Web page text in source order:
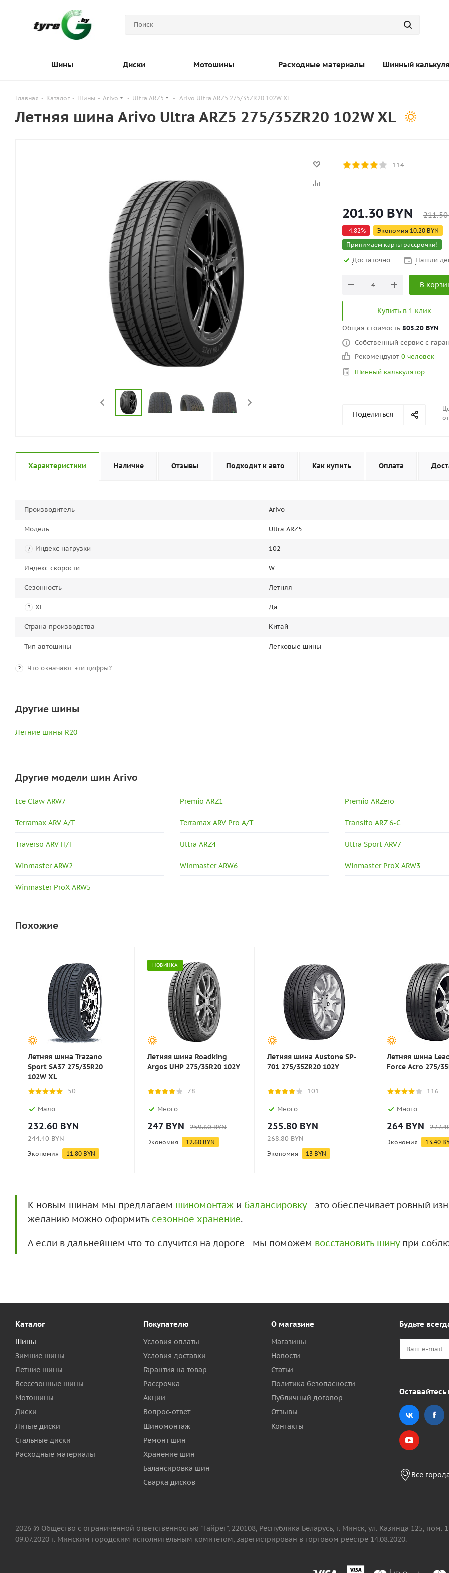
Шины Диски Мотошины Расходные материалы Шинный
Главная - Каталог - Шины - Arivo - Ultra ARZ5 - Arivo Ultra ARZ5 275/35ZR20 102W XL
Летняя шина Arivo Ultra ARZ5 275/35ZR20 102W XL
114
201.30 BYN 211.50
-4.82% Экономия 10.20 BYN
Принимаем карты рассрочки!
Достаточно Нашли
В
Купить в 1 клик
Общая стоимость 805.20 BYN
Собственный сервис с
Рекомендуют 0 человек
Шинный калькулятор
Поделиться
Характеристики Наличие Отзывы Подходит к авто Как купить Оплата
Производитель Arivo
Модель Ultra ARZ5
? Индекс нагрузки 102
Индекс скорости W
Сезонность Летняя
? XL Да
Страна производства Китай
Тип автошины Легковые шины
? Что означают эти цифры?
Другие шины
Летние шины R20
Другие модели шин Arivo
Ice Claw ARW7 Premio ARZ1 Premio ARZero
Terramax ARV A/T Terramax ARV Pro A/T Transito ARZ 6-C
Traverso ARV H/T Ultra ARZ4 Ultra Sport ARV7
Winmaster ARW2 Winmaster ARW6 Winmaster ProX ARW3
Winmaster ProX ARW5
Похожие
Летняя шина Trazano
Sport SA37 275/35R20
102W XL
50
Мало
232.60 BYN
244.40BYN
Экономия 11.80 BYN
НОВИНКА
Летняя шина Roadking
Argos UHP 275/35R20 102Y
78
Много
247 BYN 259.60BYN
Экономия 12.60 BYN
Летняя шина Austone SP-
701 275/35ZR20 102Y
101
Много
255.80 BYN
268.80BYN
Экономия 13 BYN
Летняя шина
Force Acro 275/
116
Много
264 BYN
Экономия 13.40
К новым шинам мы предлагаем шиномонтаж и балансировку- это обеспечивает ровный
желанию можно оформить сезонное хранение.
А если в дальнейшем что-то случится на дороге - мы поможем восстановить шинупри
Каталог
Шины
Зимние шины
Летние шины
Всесезонные шины
Мотошины
Диски
Литые диски
Стальные диски
Расходные материалы
Покупателю
Условия оплаты
Условия доставки
Гарантия на товар
Рассрочка
Акции
Вопрос-ответ
Шиномонтаж
Ремонт шин
Хранение шин
Балансировка шин
Сварка дисков
О магазине
Магазины
Новости
Статьи
Политика безопасности
Публичный договор
Отзывы
Контакты
Будьте
Оставайтесь
Все
2026 © Общество с ограниченной ответственностью "Тайрег", 220108, Республика Беларусь, г. Минск, ул. Казинца 125,
09.07.2020 г. Минским городским исполнительным комитетом, зарегистрирован в торговом реестре 14.08.2020.